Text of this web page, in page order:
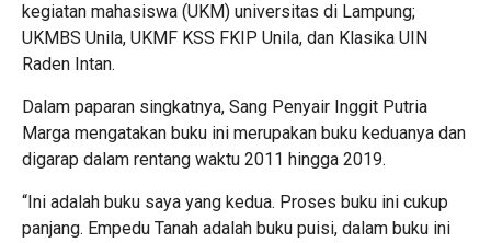
kegiatan mahasiswa (UKM) universitas di Lampung;
UKMBS Unila, UKMF KSS FKIP Unila, dan Klasika UIN
Raden Intan.
Dalam paparan singkatnya, Sang Penyair Inggit Putria
Marga mengatakan buku ini merupakan buku keduanya dan
digarap dalam rentang waktu 2011 hingga 2019.
“Ini adalah buku saya yang kedua. Proses buku ini cukup
panjang. Empedu Tanah adalah buku puisi, dalam buku ini